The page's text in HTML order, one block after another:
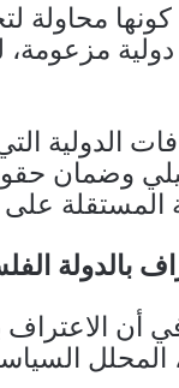
كونها
دولية
الدولية
وضمان
على
بالدولة
أن